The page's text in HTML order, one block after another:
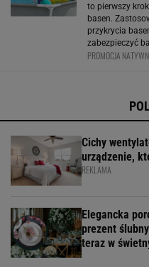
to pierwszy
basen.
przykrycia
zabezpieczyć
masz miejsca
PROMOCJA
Cichy
urządzenie,
REKLAMA
Elegancka
prezent
teraz w